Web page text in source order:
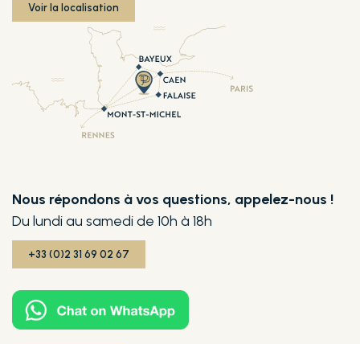
Voir la localisation
Nous répondons à vos questions, appelez-nous !
Du lundi au samedi de 10h à 18h
+33 (0)2 31 69 02 67